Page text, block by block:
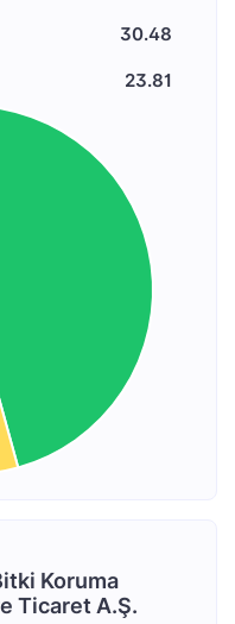
30.48
23.81
Koruma
Ticaret A.Ş.